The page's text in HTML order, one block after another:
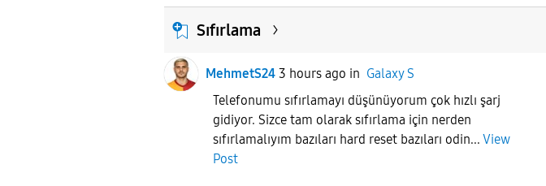
Sıfırlama
MehmetS24 3 hours ago in Galaxy S
Telefonumu sıfırlamayı düşünüyorum çok hızlı şarj
gidiyor. Sizce tam olarak sıfırlama için nerden
sıfırlamalıyım bazıları hard reset bazıları odin... View
Post